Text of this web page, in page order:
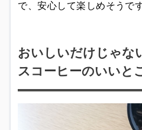
で、安心して楽しめそうで
おいしいだけじゃな
スコーヒーのいいと